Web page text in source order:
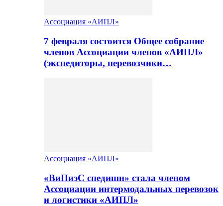
Ассоциация «АИПЛ»
7 февраля состоится Общее собрание
членов Ассоциации членов «АИПЛ»
(экспедиторы, перевозчики…
Ассоциация «АИПЛ»
«ВиПиэС спедишн» стала членом
Ассоциации интермодальных перевозок
и логистики «АИПЛ»